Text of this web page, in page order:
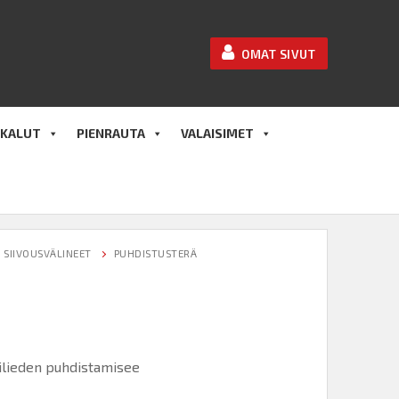
OMAT SIVUT
PIENRAUTA VALAISIMET
SIIVOUSVÄLINEET PUHDISTUSTERÄ
puhdistamisee